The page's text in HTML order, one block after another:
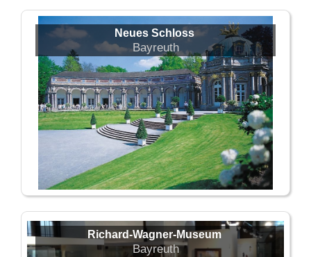
Neues Schloss
Bayreuth
Richard-Wagner-Museum
Bayreuth